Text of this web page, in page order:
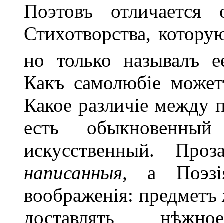
Поэтовъ
Стихотворства,
но только называлъ
Какъ самолюбіе
Какое различіе между
есть
искусственный.
написанныя, а
воображенія: предметъ
доставлять